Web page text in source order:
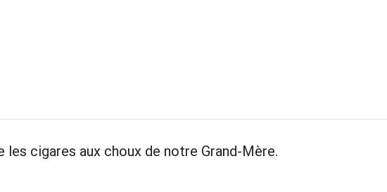
les cigares aux choux de notre Grand-Mère.